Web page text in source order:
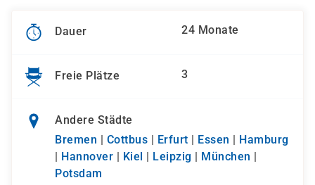
Dauer 24 Monate
Freie Plätze 3
Andere Städte
Bremen | Cottbus | Erfurt | Essen | Hamburg
| Hannover | Kiel | Leipzig | München |
Potsdam